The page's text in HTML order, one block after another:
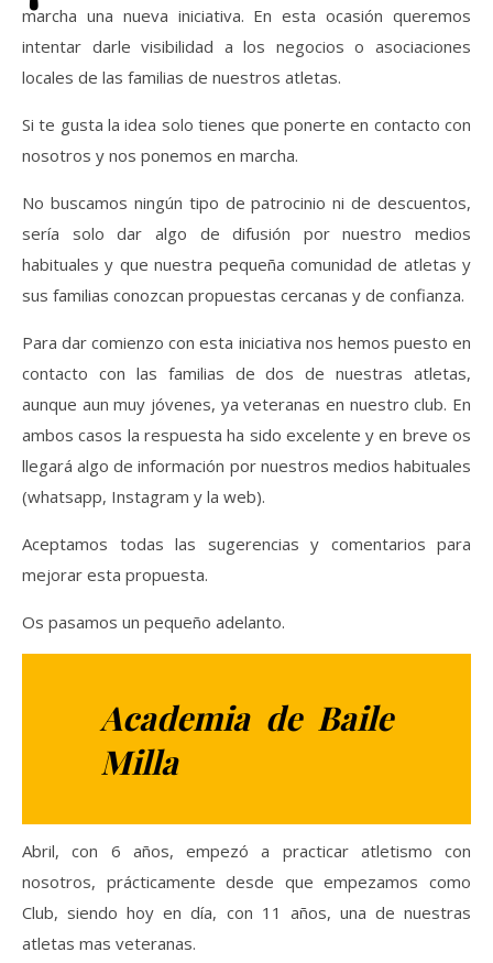
marcha una nueva iniciativa. En esta ocasión queremos
intentar darle visibilidad a los negocios o asociaciones
locales de las familias de nuestros atletas.
Si te gusta la idea solo tienes que ponerte en contacto con
nosotros y nos ponemos en marcha.
No buscamos ningún tipo de patrocinio ni de descuentos,
sería solo dar algo de difusión por nuestro medios
habituales y que nuestra pequeña comunidad de atletas y
sus familias conozcan propuestas cercanas y de confianza.
Para dar comienzo con esta iniciativa nos hemos puesto en
contacto con las familias de dos de nuestras atletas,
aunque aun muy jóvenes, ya veteranas en nuestro club. En
ambos casos la respuesta ha sido excelente y en breve os
llegará algo de información por nuestros medios habituales
(whatsapp, Instagram y la web).
Aceptamos todas las sugerencias y comentarios para
mejorar esta propuesta.
Os pasamos un pequeño adelanto.
Academia de Baile
Milla
Abril, con 6 años, empezó a practicar atletismo con
nosotros, prácticamente desde que empezamos como
Club, siendo hoy en día, con 11 años, una de nuestras
atletas mas veteranas.